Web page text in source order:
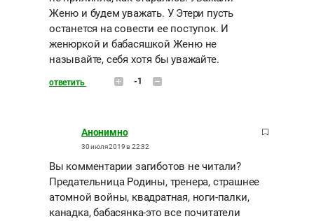
Женю и будем уважать. У Этери пусть
останется на совести ее поступок. И
женюркой и бабасяшкой Женю не
называйте, себя хотя бы уважайте.
ответить -1
Анонимно
30 июля 2019 в 22:32
Вы комментарии загиботов не читали?
Предательница Родины, тренера, страшнее
атомной войны, квадратная, ноги-палки,
канадка, бабасянка-это все почитатели